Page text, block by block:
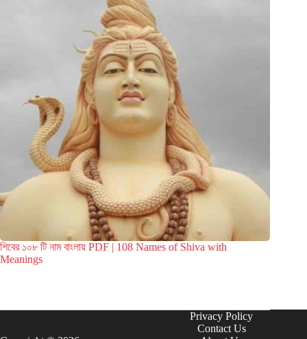
শিবের ১০৮ টি নাম বাংলায় PDF | 108 Names of Shiva with
Meanings
Privacy Policy
Contact Us